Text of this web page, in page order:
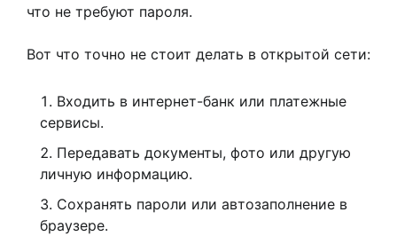
что не требуют пароля.
Вот что точно не стоит делать в открытой сети:
Входить в интернет-банк или платежные
сервисы.
Передавать документы, фото или другую
личную информацию.
Сохранять пароли или автозаполнение в
браузере.